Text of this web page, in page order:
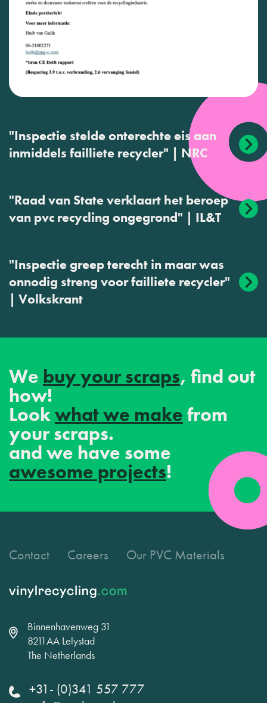
"Inspectie stelde onterechte eis aan
inmiddels failliete recycler" | NRC
"Raad van State verklaart het beroep
van pvc recycling ongegrond" | IL&T
"Inspectie greep terecht in maar was
onnodig streng voor failliete recycler"
| Volkskrant
We buy your scraps, find out
how!
Lookwhat we makefrom
your scraps.
and we have some
awesome projects!
Contact Careers Our PVC Materials
Binnenhavenweg 31
8211AA Lelystad
The Netherlands
+31- (0)341 557 777